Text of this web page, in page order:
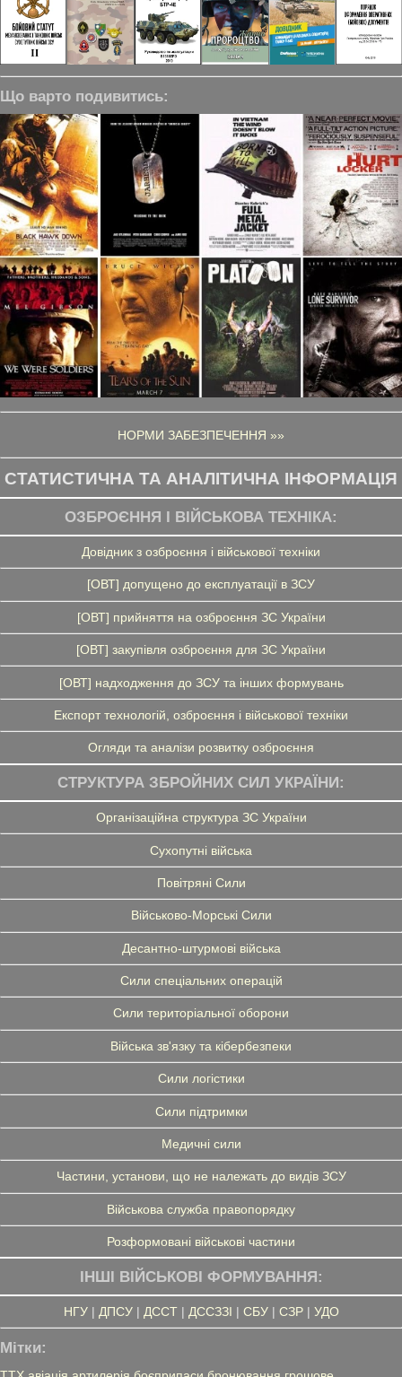
Що варто подивитись:
НОРМИ ЗАБЕЗПЕЧЕННЯ »»
СТАТИСТИЧНА ТА АНАЛІТИЧНА ІНФОРМАЦІЯ
ОЗБРОЄННЯ І ВІЙСЬКОВА ТЕХНІКА:
Довідник з озброєння і військової техніки
[ОВТ] допущено до експлуатації в ЗСУ
[ОВТ] прийняття на озброєння ЗС України
[ОВТ] закупівля озброєння для ЗС України
[ОВТ] надходження до ЗСУ та інших формувань
Експорт технологій, озброєння і військової техніки
Огляди та аналізи розвитку озброєння
СТРУКТУРА ЗБРОЙНИХ СИЛ УКРАЇНИ:
Організаційна структура ЗС України
Сухопутні війська
Повітряні Сили
Військово-Морські Сили
Десантно-штурмові війська
Сили спеціальних операцій
Сили територіальної оборони
Війська зв'язку та кібербезпеки
Сили логістики
Сили підтримки
Медичні сили
Частини, установи, що не належать до видів ЗСУ
Військова служба правопорядку
Розформовані військові частини
ІНШІ ВІЙСЬКОВІ ФОРМУВАННЯ:
НГУ| ДПСУ| ДССТ| ДССЗЗІ | СБУ| СЗР| УДО
Мітки: